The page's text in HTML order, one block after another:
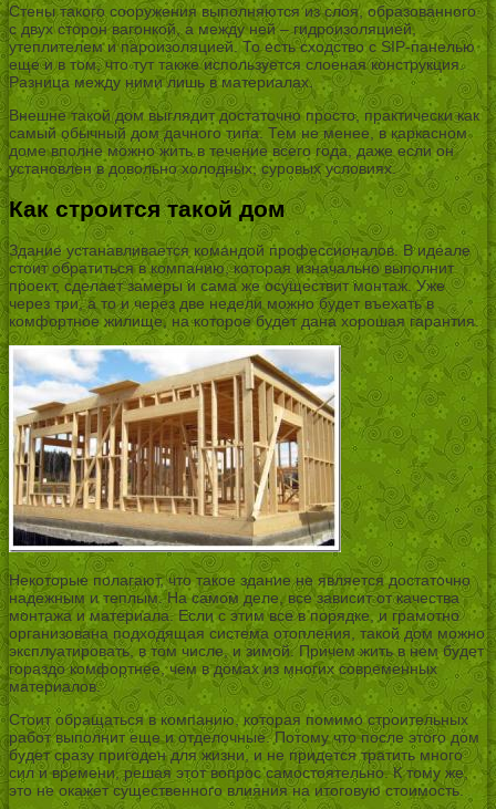
Стены такого сооружения выполняются из слоя, образованного
с двух сторон вагонкой, а между ней – гидроизоляцией,
утеплителем и пароизоляцией. То есть сходство с SIP-панелью
еще и в том, что тут также используется слоеная конструкция.
Разница между ними лишь в материалах.
Внешне такой дом выглядит достаточно просто, практически как
самый обычный дом дачного типа. Тем не менее, в каркасном
доме вполне можно жить в течение всего года, даже если он
установлен в довольно холодных, суровых условиях.
Как строится такой дом
Здание устанавливается командой профессионалов. В идеале
стоит обратиться в компанию, которая изначально выполнит
проект, сделает замеры и сама же осуществит монтаж. Уже
через три, а то и через две недели можно будет въехать в
комфортное жилище, на которое будет дана хорошая гарантия.
Некоторые полагают, что такое здание не является достаточно
надежным и теплым. На самом деле, все зависит от качества
монтажа и материала. Если с этим все в порядке, и грамотно
организована подходящая система отопления, такой дом можно
эксплуатировать, в том числе, и зимой. Причем жить в нем будет
гораздо комфортнее, чем в домах из многих современных
материалов.
Стоит обращаться в компанию, которая помимо строительных
работ выполнит еще и отделочные. Потому что после этого дом
будет сразу пригоден для жизни, и не придется тратить много
сил и времени, решая этот вопрос самостоятельно. К тому же,
это не окажет существенного влияния на итоговую стоимость.